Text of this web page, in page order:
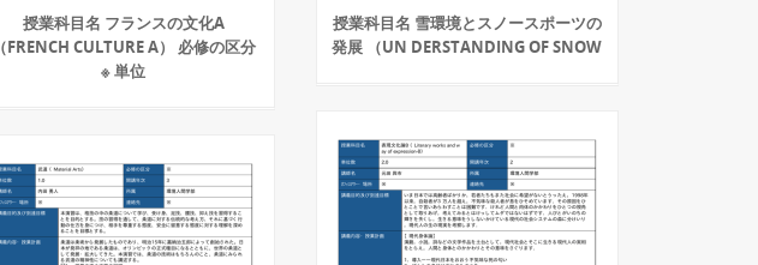
授業科目名 フランスの文化A
（FRENCH CULTURE A） 必修の区分
※ 単位
授業科目名 雪環境とスノースポーツの
発展 （UN DERSTANDING OF SNOW